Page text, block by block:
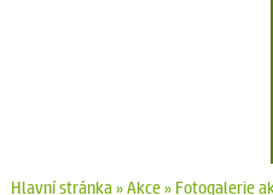
Hlavní stránka»Akce» Fotogalerie